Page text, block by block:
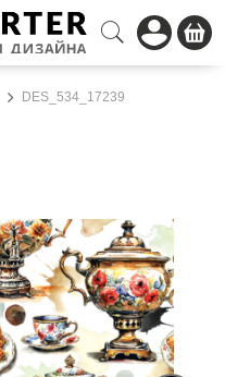
DES_534_17239